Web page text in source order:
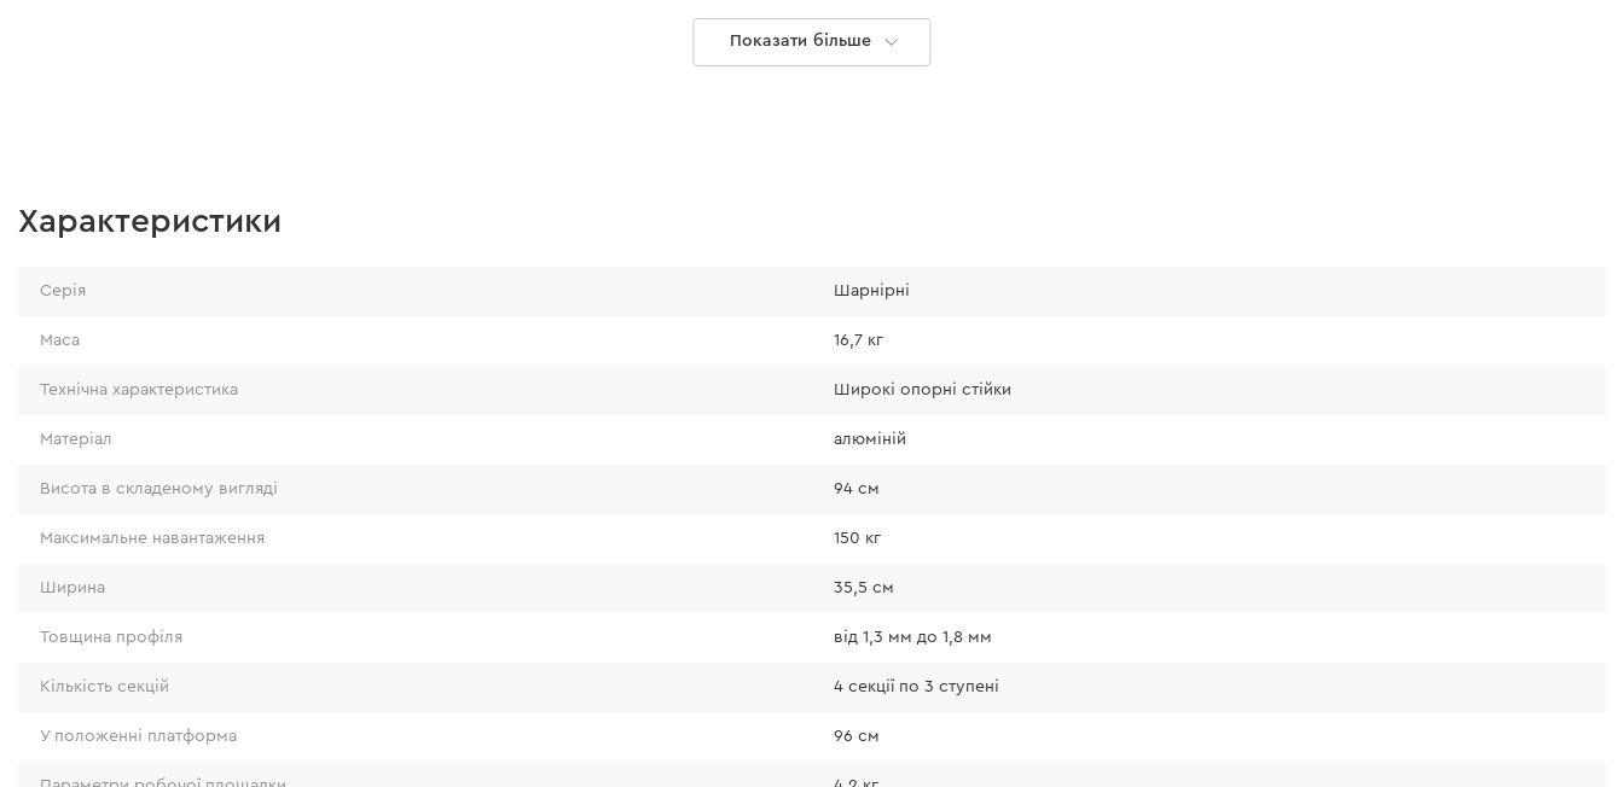
Показати більше
Характеристики
Серія Шарнірні
Маса 16,7 кг
Технічна характеристика Широкі опорні стійки
Матеріал алюміній
Висота в складеному вигляді 94 см
Максимальне навантаження 150 кг
Ширина 35,5 см
Товщина профіля від 1,3 мм до 1,8 мм
Кількість секцій 4 секції по 3 ступені
У положенні платформа 96 см